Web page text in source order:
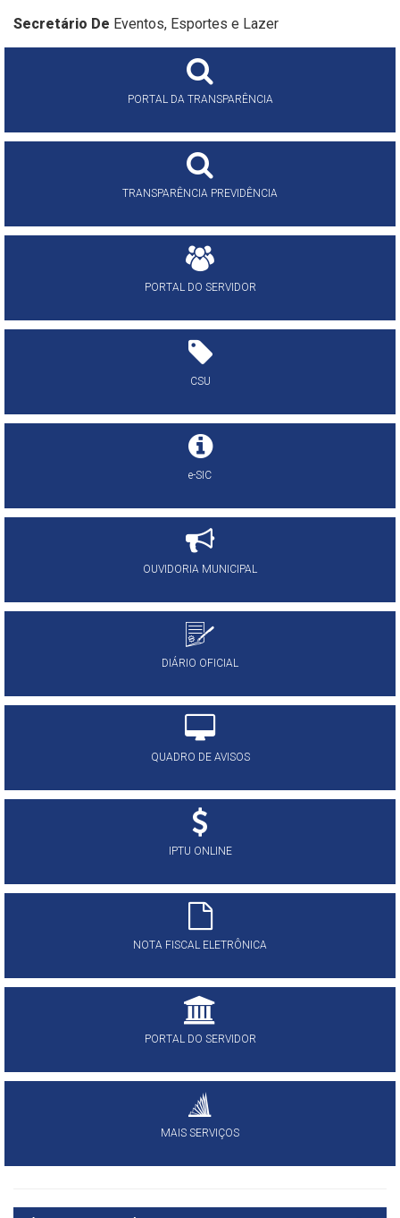
Secretário De Eventos, Esportes e Lazer
PORTAL DA TRANSPARÊNCIA
TRANSPARÊNCIA PREVIDÊNCIA
PORTAL DO SERVIDOR
CSU
e-SIC
OUVIDORIA MUNICIPAL
DIÁRIO OFICIAL
QUADRO DE AVISOS
IPTU ONLINE
NOTA FISCAL ELETRÔNICA
PORTAL DO SERVIDOR
MAIS SERVIÇOS